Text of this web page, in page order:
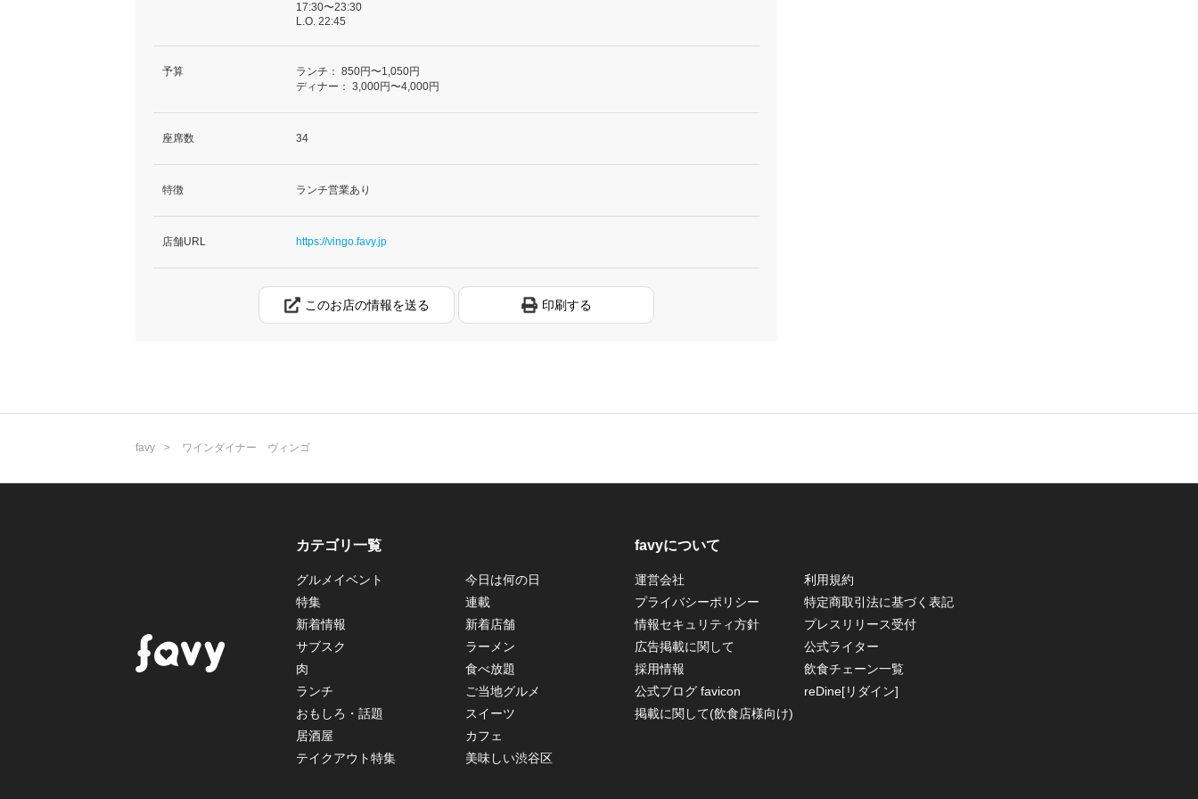
17:30〜23:30
L.O. 22:45
予算 ランチ： 850円〜1,050円
ディナー： 3,000円〜4,000円
座席数 34
特徴 ランチ営業あり
店舗URL https://vingo.favy.jp
このお店の情報を送る 印刷する
favy ワインダイナー ヴィンゴ
カテゴリ一覧
グルメイベント
今日は何の日
特集
連載
新着情報
新着店舗
サブスク
ラーメン
肉
食べ放題
ランチ
ご当地グルメ
おもしろ・話題
スイーツ
居酒屋
カフェ
テイクアウト特集
美味しい渋谷区
favyについて
運営会社
利用規約
プライバシーポリシー
特定商取引法に基づく表記
情報セキュリティ方針
プレスリリース受付
広告掲載に関して
公式ライター
採用情報
飲食チェーン一覧
公式ブログ favicon
reDine[リダイン]
掲載に関して(飲食店様向け)